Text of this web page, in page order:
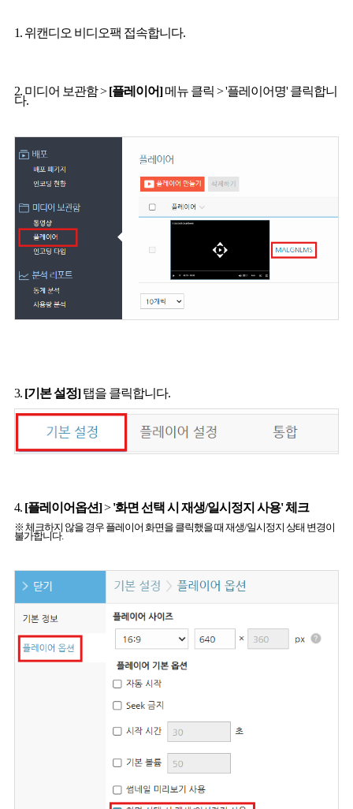
1. 위캔디오 비디오팩 접속합니다.
2. 미디어 보관함 >[플레이어]메뉴 클릭 > '플레이어명' 클릭합니
다.
3. [기본 설정]탭을 클릭합니다.
4. [플레이어옵션]>'화면 선택 시 재생/일시정지 사용' 체크
※ 체크하지 않을 경우 플레이어 화면을 클릭했을 때 재생/일시정지 상태 변경이
불가합니다.